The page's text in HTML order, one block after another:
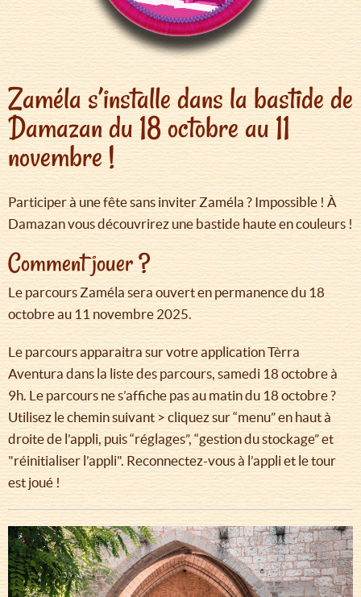
Zaméla s’installe dans la bastide de
Damazan du 18 octobre au 11
novembre !
Participer à une fête sans inviter Zaméla ? Impossible ! À
Damazan vous découvrirez une bastide haute en couleurs !
Comment jouer ?
Le parcours Zaméla sera ouvert en permanence du 18
octobre au 11 novembre 2025.
Le parcours apparaitra sur votre application Tèrra
Aventura dans la liste des parcours, samedi 18 octobre à
9h. Le parcours ne s’affiche pas au matin du 18 octobre ?
Utilisez le chemin suivant > cliquez sur “menu” en haut à
droite de l’appli, puis “réglages”, “gestion du stockage” et
"réinitialiser l’appli". Reconnectez-vous à l’appli et le tour
est joué !